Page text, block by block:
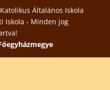
Általános Iskola
Iskola - Minden jog